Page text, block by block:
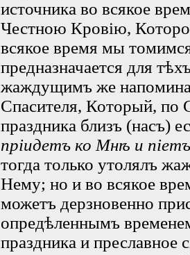
источника во всякое
Честною Кровію,
всякое время мы
предназначается для
жаждущимъ же
Спасителя, Который, по
праздника близъ (насъ)
пріидетъ ко Мнѣ и
тогда только утолялъ
Нему; но и во всякое
можетъ дерзновенно
опредѣленнымъ
праздника и преславное